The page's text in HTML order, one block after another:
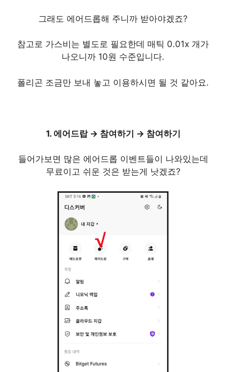
그래도 에어드롭해 주니까 받아야겠죠?
참고로 가스비는 별도로 필요한데 매틱 0.01x 개가
나오니까 10원 수준입니다.
폴리곤 조금만 보내 놓고 이용하시면 될 것 같아요.
1. 에어드랍 → 참여하기 → 참여하기
들어가보면 많은 에어드롭 이벤트들이 나와있는데
무료이고 쉬운 것은 받는게 낫겠죠?